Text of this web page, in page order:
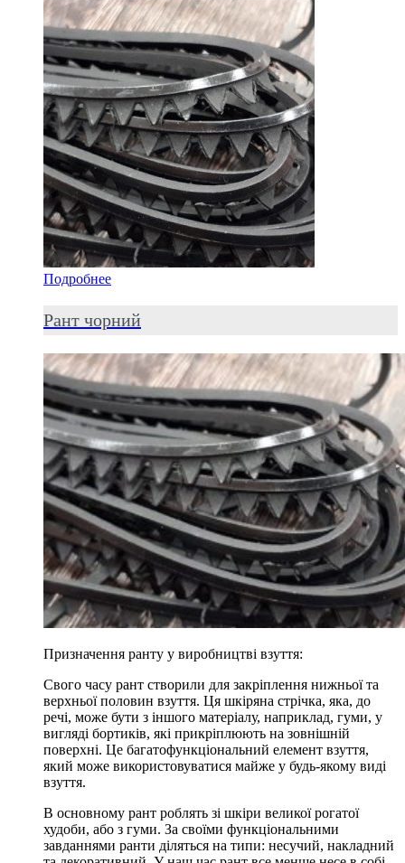
Подробнее
Рант чорний
Призначення ранту у виробництві взуття:
Свого часу рант створили для закріплення нижньої та
верхньої половин взуття. Ця шкіряна стрічка, яка, до
речі, може бути з іншого матеріалу, наприклад, гуми, у
вигляді бортиків, які прикріплюють на зовнішній
поверхні. Це багатофункціональний елемент взуття,
який може використовуватися майже у будь-якому виді
взуття.
В основному рант роблять зі шкіри великої рогатої
худоби, або з гуми. За своїми функціональними
завданнями ранти діляться на типи: несучий, накладний